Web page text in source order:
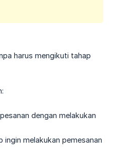
harus mengikuti tahap
dengan melakukan
ingin melakukan pemesanan